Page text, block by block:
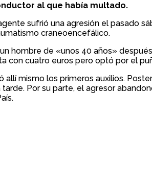
al que había multado.
sufrió una agresión el pasado
craneoencefálico.
hombre de «unos 40 años»
con cuatro euros pero optó por el
allí mismo los primeros auxilios.
Por su parte, el agresor